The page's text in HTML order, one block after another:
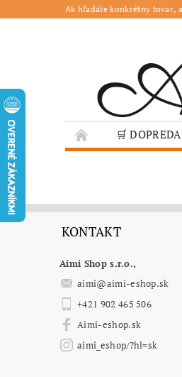
Ak hľadáte konkrétny tovar,
🛒
GASTRO
KONTAKT
Aimi Shop s.r.o.,
aimi@aimi-eshop.sk
+421 902 465 506
Aimi-eshop.sk
aimi_eshop/?hl=sk